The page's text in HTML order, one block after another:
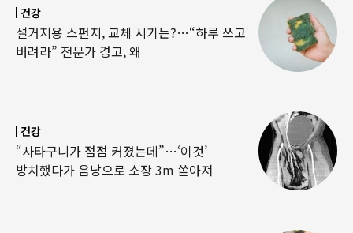
건강
설거지용 스펀지, 교체 시기는?…“하루 쓰고
버려라” 전문가 경고, 왜
건강
“사타구니가 점점 커졌는데”…‘이것’
방치했다가 음낭으로 소장 3m 쏟아져